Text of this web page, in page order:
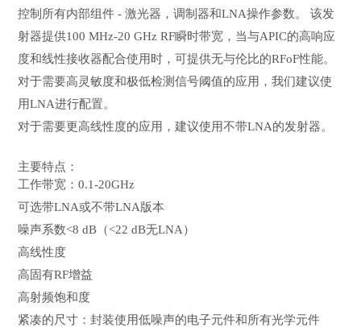
控制所有内部组件 - 激光器，调制器和LNA操作参数。 该发
射器提供100 MHz-20 GHz RF瞬时带宽，当与APIC的高响应
度和线性接收器配合使用时，可提供无与伦比的RFoF性能。
对于需要高灵敏度和极低检测信号阈值的应用，我们建议使
用LNA进行配置。
对于需要更高线性度的应用，建议使用不带LNA的发射器。
主要特点：
工作带宽：0.1-20GHz
可选带LNA或不带LNA版本
噪声系数<8 dB（<22 dB无LNA）
高线性度
高固有RF增益
高射频饱和度
紧凑的尺寸：封装使用低噪声的电子元件和所有光学元件